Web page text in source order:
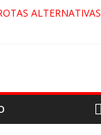
ALTERNATIVAS